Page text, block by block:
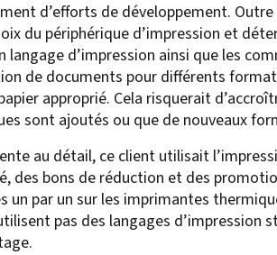
Scan Pro
Scan for Mobile
d’efforts de développement.
du périphérique d’impression et
d’impression ainsi que les
de documents pour différents
approprié. Cela risquerait
sont ajoutés ou que de nouveaux
au détail, ce client utilisait
des bons de réduction et des
par un sur les imprimantes
pas des langages